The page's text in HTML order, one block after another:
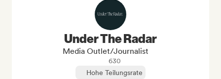
Under The Radar
Media Outlet/Journalist
630
Hohe Teilungsrate